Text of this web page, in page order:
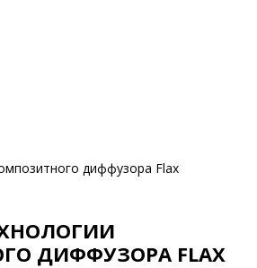
диффузора Flax
ДИФФУЗОРА FLAX